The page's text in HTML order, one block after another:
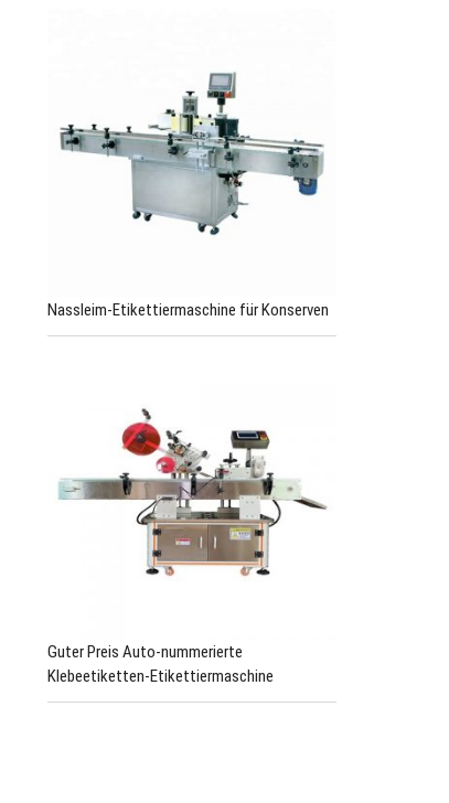
Nassleim-Etikettiermaschine für Konserven
Guter Preis Auto-nummerierte
Klebeetiketten-Etikettiermaschine